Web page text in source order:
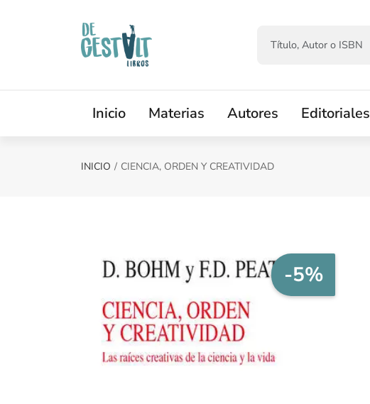
Inicio Materias Autores Editoriales
INICIO CIENCIA, ORDEN Y CREATIVIDAD
-5%